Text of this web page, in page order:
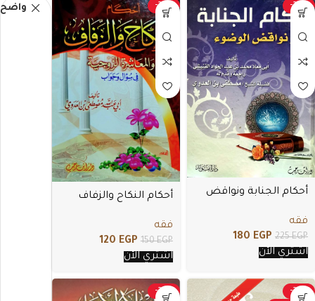
-20%
أحكام الجنابة ونواقض
فقه
225EGP
180 EGP
اشتري الأن
-20%
أحكام النكاح والزفاف
سؤال وجواب
فقه
150EGP
120 EGP
اشتري الأن
-20%
-20%